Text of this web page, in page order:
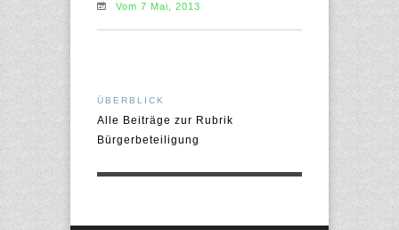
Vom 7 Mai, 2013
ÜBERBLICK
Alle Beiträge zur Rubrik
Bürgerbeteiligung